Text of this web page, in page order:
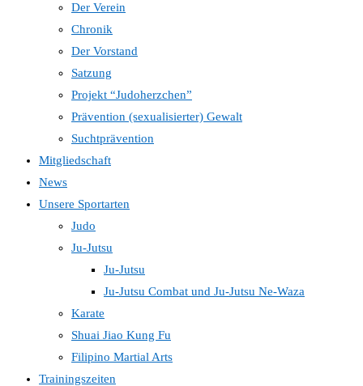
Der Verein
Chronik
Der Vorstand
Satzung
Projekt “Judoherzchen”
Prävention (sexualisierter) Gewalt
Suchtprävention
Mitgliedschaft
News
Unsere Sportarten
Judo
Ju-Jutsu
Ju-Jutsu
Ju-Jutsu Combat und Ju-Jutsu Ne-Waza
Karate
Shuai Jiao Kung Fu
Filipino Martial Arts
Trainingszeiten